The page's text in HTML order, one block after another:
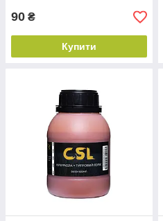
90 ₴
Купити